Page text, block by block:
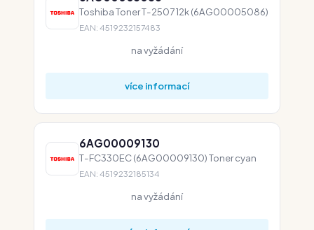
Toshiba Toner T-2507 12k (6AG00005086)
EAN: 4519232157483
na vyžádání
více informací
6AG00009130
T-FC330EC (6AG00009130) Toner cyan
EAN: 4519232185134
na vyžádání